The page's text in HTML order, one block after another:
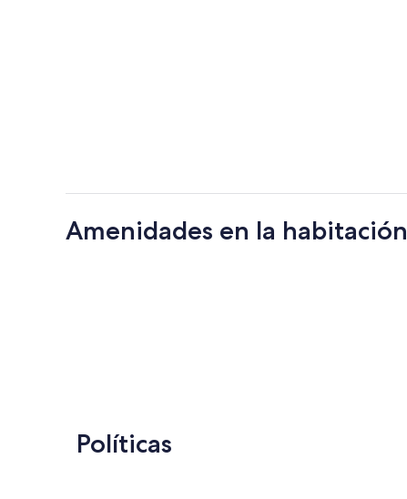
Amenidades en la habitación
Políticas